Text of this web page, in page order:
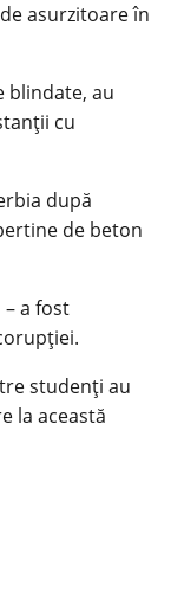
asurzitoare în
blindate, au
cu
după
de beton
a fost
studenţi au
la această